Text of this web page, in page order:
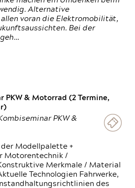
Alternative
voran die Elektromobilität,
Bei der
PKW & Motorrad (2 Termine,
PKW &
der Modellpalette +
Motorentechnik /
Merkmale / Material
Technologien Fahrwerke,
des